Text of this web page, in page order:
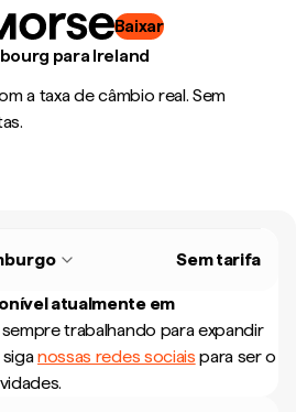
Baixar
para Ireland
a taxa de câmbio real. Sem
Sem tarifa
atualmente em
trabalhando para expandir
siganossas redes sociais para ser o